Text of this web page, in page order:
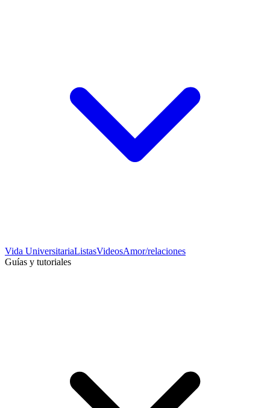
Vida UniversitariaListasVideosAmor/relaciones
Guías y tutoriales